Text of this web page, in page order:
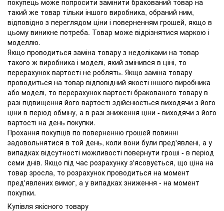
покупець може попросити замінити бракований товар на
такий же товар тільки іншого виробника, обраний ним,
відповідно з переглядом ціни і поверненням грошей, якщо в
цьому виникне потреба. Товар може відрізнятися маркою і
моделлю.
Якщо проводиться заміна товару з недоліками на товар
такого ж виробника і моделі, який змінився в ціні, то
перерахунок вартості не роблять. Якщо заміна товару
проводиться на товар відповідний якості іншого виробника
або моделі, то перерахунок вартості бракованого товару в
разі підвищення його вартості здійснюється виходячи з його
ціни в період обміну, а в разі зниження ціни - виходячи з його
вартості на день покупки.
Прохання покупців по поверненню грошей повинні
задовольнятися в той день, коли вони були пред'явлені, а у
випадках відсутності можливості повернути гроші - в період
семи днів. Якщо під час розрахунку з'ясовується, що ціна на
товар зросла, то розрахунок проводиться на момент
пред'явлених вимог, а у випадках зниження - на момент
покупки.
Купівля якісного товару